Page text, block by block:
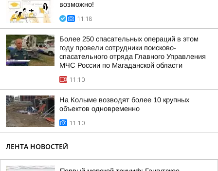
возможно!
11:18
Более 250 спасательных операций в этом
году провели сотрудники поисково-
спасательного отряда Главного Управления
МЧС России по Магаданской области
11:10
На Колыме возводят более 10 крупных
объектов одновременно
11:10
ЛЕНТА НОВОСТЕЙ